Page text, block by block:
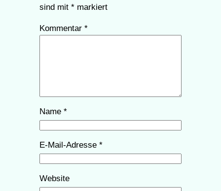
sind mit *markiert
Kommentar *
Name *
E-Mail-Adresse *
Website